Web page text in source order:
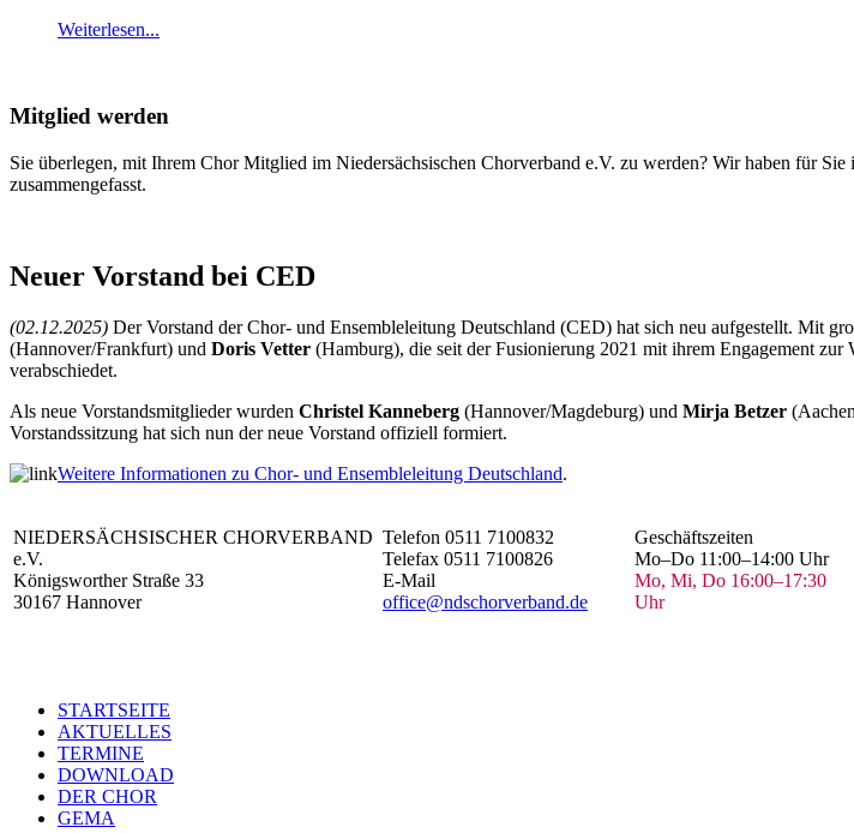
Weiterlesen...
Mitglied werden
Sie überlegen, mit Ihrem Chor Mitglied im Niedersächsischen Chorverband e.V. zu werden? Wir haben für
zusammengefasst.
Neuer Vorstand bei CED
(02.12.2025) Der Vorstand der Chor- und Ensembleleitung Deutschland (CED) hat sich neu aufgestellt. Mit
(Hannover/Frankfurt) und Doris Vetter (Hamburg), die seit der Fusionierung 2021 mit ihrem Engagement zur
verabschiedet.
Als neue Vorstandsmitglieder wurden Christel Kanneberg (Hannover/Magdeburg) und Mirja Betzer
Vorstandssitzung hat sich nun der neue Vorstand offiziell formiert.
Weitere Informationen zu Chor- und Ensembleleitung Deutschland.
NIEDERSÄCHSISCHER CHORVERBAND
e.V.
Königsworther Straße 33
30167 Hannover
Telefon 0511 7100832
Telefax 0511 7100826
E-Mail
office@ndschorverband.de
Geschäftszeiten
Mo–Do 11:00–14:00 Uhr
Mo, Mi, Do 16:00–17:30
Uhr
STARTSEITE
AKTUELLES
TERMINE
DOWNLOAD
DER CHOR
GEMA